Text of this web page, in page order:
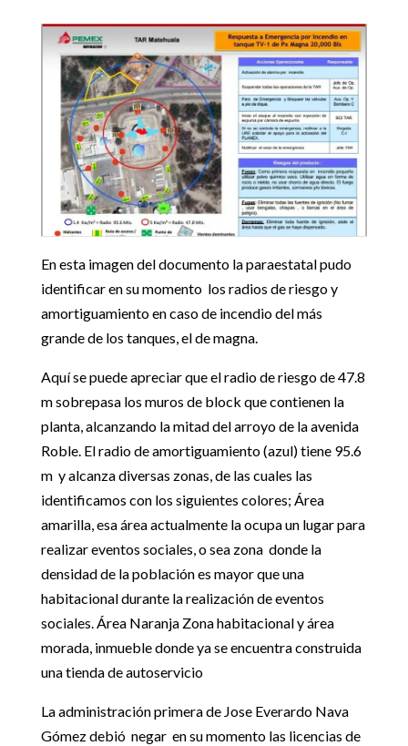
En esta imagen del documento la paraestatal pudo
identificar en su momento los radios de riesgo y
amortiguamiento en caso de incendio del más
grande de los tanques, el de magna.
Aquí se puede apreciar que el radio de riesgo de 47.8
m sobrepasa los muros de block que contienen la
planta, alcanzando la mitad del arroyo de la avenida
Roble. El radio de amortiguamiento (azul) tiene 95.6
m y alcanza diversas zonas, de las cuales las
identificamos con los siguientes colores; Área
amarilla, esa área actualmente la ocupa un lugar para
realizar eventos sociales, o sea zona donde la
densidad de la población es mayor que una
habitacional durante la realización de eventos
sociales. Área Naranja Zona habitacional y área
morada, inmueble donde ya se encuentra construida
una tienda de autoservicio
La administración primera de Jose Everardo Nava
Gómez debió negar en su momento las licencias de